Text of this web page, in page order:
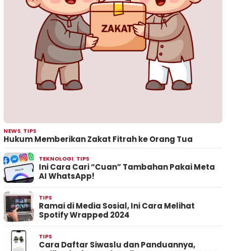
NEWS, TIPS
Hukum Memberikan Zakat Fitrah ke Orang Tua
TEKNOLOGI, TIPS
Ini Cara Cari “Cuan” Tambahan Pakai Meta
AI WhatsApp!
TIPS
Ramai di Media Sosial, Ini Cara Melihat
Spotify Wrapped 2024
TIPS
Cara Daftar Siwaslu dan Panduannya,